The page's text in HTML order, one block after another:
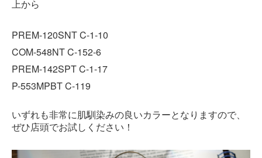
上から
PREM-120SNT C-1-10
COM-548NT C-152-6
PREM-142SPT C-1-17
P-553MPBT C-119
いずれも非常に肌馴染みの良いカラーとなりますので、
ぜひ店頭でお試しください！